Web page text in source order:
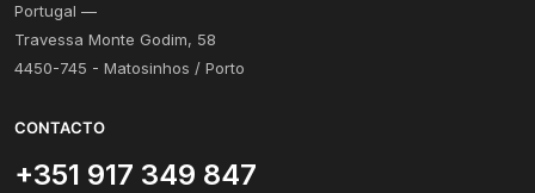
Portugal —
Travessa Monte Godim, 58
4450-745 - Matosinhos / Porto
CONTACTO
+351 917 349 847